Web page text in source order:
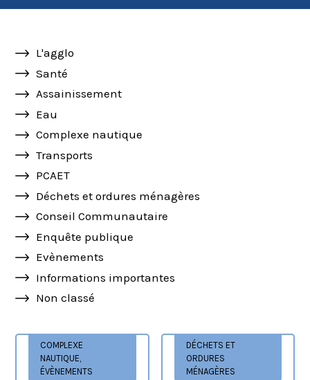
L'agglo
Santé
Assainissement
Eau
Complexe nautique
Transports
PCAET
Déchets et ordures ménagères
Conseil Communautaire
Enquête publique
Evènements
Informations importantes
Non classé
COMPLEXE
NAUTIQUE,
ÉVÈNEMENTS
DÉCHETS ET
ORDURES
MÉNAGÈRES